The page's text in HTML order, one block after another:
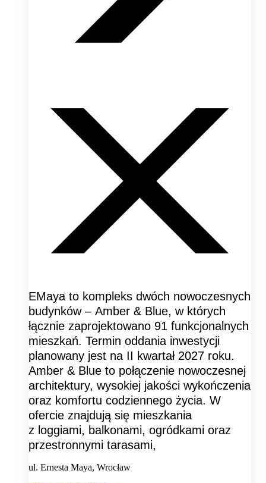
EMaya to kompleks dwóch nowoczesnych
budynków – Amber & Blue, w których
łącznie zaprojektowano 91 funkcjonalnych
mieszkań. Termin oddania inwestycji
planowany jest na II kwartał 2027 roku.
Amber & Blue to połączenie nowoczesnej
architektury, wysokiej jakości wykończenia
oraz komfortu codziennego życia. W
ofercie znajdują się mieszkania
z loggiami, balkonami, ogródkami oraz
przestronnymi tarasami,
ul. Ernesta Maya, Wrocław